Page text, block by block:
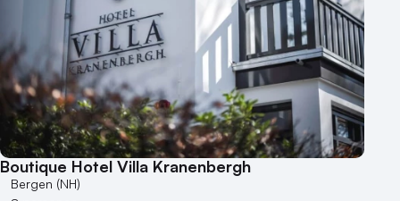
Boutique Hotel Villa Kranenbergh
Bergen (NH)